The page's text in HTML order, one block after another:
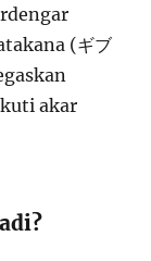
(ギブ
akar